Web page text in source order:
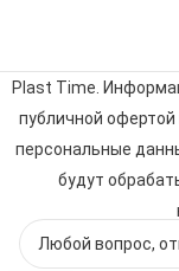
Plast Time.
публичной
персональные
будут